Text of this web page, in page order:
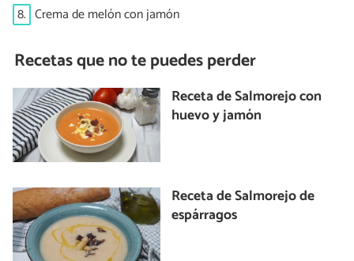
8. Crema de melón con jamón
Recetas que no te puedes perder
Receta de Salmorejo con
huevo y jamón
Receta de Salmorejo de
espárragos